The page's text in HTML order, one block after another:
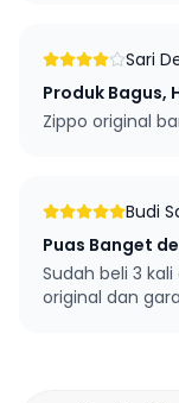
Sari
Produk Bagus,
Zippo original
Budi
Puas Banget
Sudah beli 3
original dan